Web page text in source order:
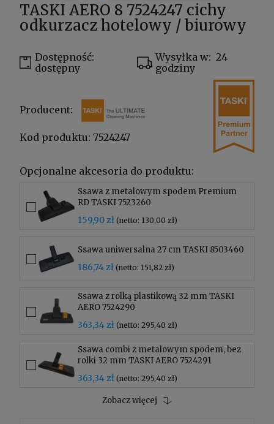
TASKI AERO 8 7524247 cichy
odkurzacz hotelowy / biurowy
Dostępność:
dostępny
Wysyłka w: 24
godziny
Producent:
Kod produktu: 7524247
Opcjonalne akcesoria do produktu:
Ssawa z metalowym spodem Premium
RD TASKI 7523260
159,90 zł (netto: 130,00 zł)
Ssawa uniwersalna 27 cm TASKI 8503460
186,74 zł (netto: 151,82 zł)
Ssawa z rolką plastikową 32 mm TASKI
AERO 7524290
363,34 zł (netto: 295,40 zł)
Ssawa combi z metalowym spodem, bez
rolki 32 mm TASKI AERO 7524291
363,34 zł (netto: 295,40 zł)
Zobacz więcej